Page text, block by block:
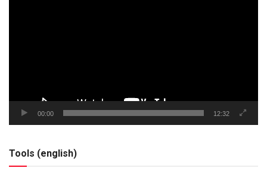
00:00 12:32
Tools (english)